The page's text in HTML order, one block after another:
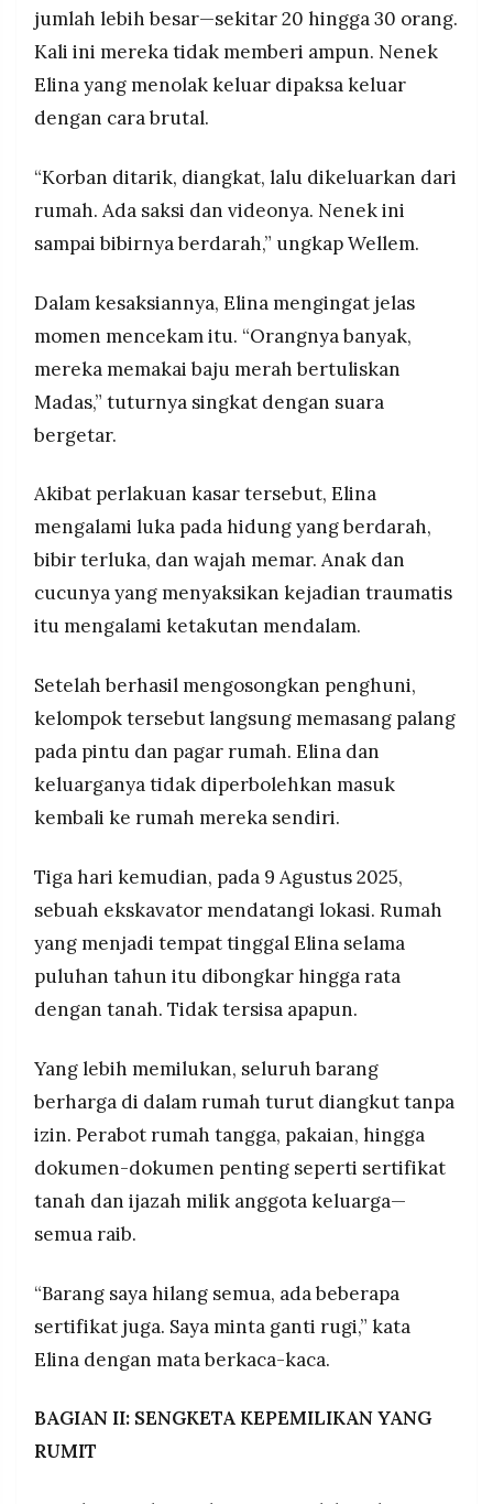
jumlah lebih besar—sekitar 20 hingga 30 orang.
Kali ini mereka tidak memberi ampun. Nenek
Elina yang menolak keluar dipaksa keluar
dengan cara brutal.
“Korban ditarik, diangkat, lalu dikeluarkan dari
rumah. Ada saksi dan videonya. Nenek ini
sampai bibirnya berdarah,” ungkap Wellem.
Dalam kesaksiannya, Elina mengingat jelas
momen mencekam itu. “Orangnya banyak,
mereka memakai baju merah bertuliskan
Madas,” tuturnya singkat dengan suara
bergetar.
Akibat perlakuan kasar tersebut, Elina
mengalami luka pada hidung yang berdarah,
bibir terluka, dan wajah memar. Anak dan
cucunya yang menyaksikan kejadian traumatis
itu mengalami ketakutan mendalam.
Setelah berhasil mengosongkan penghuni,
kelompok tersebut langsung memasang palang
pada pintu dan pagar rumah. Elina dan
keluarganya tidak diperbolehkan masuk
kembali ke rumah mereka sendiri.
Tiga hari kemudian, pada 9 Agustus 2025,
sebuah ekskavator mendatangi lokasi. Rumah
yang menjadi tempat tinggal Elina selama
puluhan tahun itu dibongkar hingga rata
dengan tanah. Tidak tersisa apapun.
Yang lebih memilukan, seluruh barang
berharga di dalam rumah turut diangkut tanpa
izin. Perabot rumah tangga, pakaian, hingga
dokumen-dokumen penting seperti sertifikat
tanah dan ijazah milik anggota keluarga—
semua raib.
“Barang saya hilang semua, ada beberapa
sertifikat juga. Saya minta ganti rugi,” kata
Elina dengan mata berkaca-kaca.
BAGIAN II: SENGKETA KEPEMILIKAN YANG
RUMIT